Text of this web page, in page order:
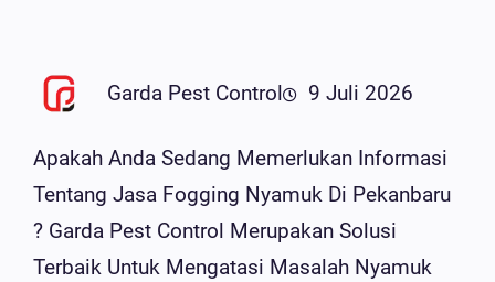
Garda Pest Control 9 Juli 2026
Apakah Anda Sedang Memerlukan Informasi
Tentang Jasa Fogging Nyamuk Di Pekanbaru
? Garda Pest Control Merupakan Solusi
Terbaik Untuk Mengatasi Masalah Nyamuk